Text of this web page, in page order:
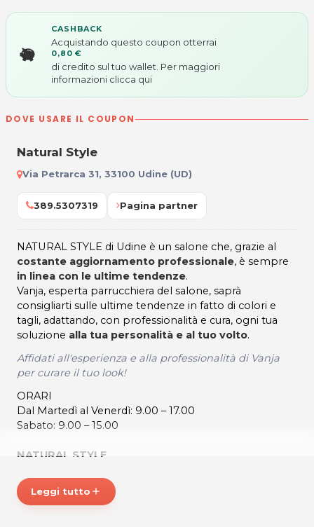
CASHBACK
Acquistando questo coupon otterrai
0,80 €
di credito sul tuo wallet. Per maggiori
informazioni clicca qui
DOVE USARE IL COUPON
Natural Style
Via Petrarca 31, 33100 Udine (UD)
389.5307319 Pagina partner
NATURAL STYLE di Udine è un salone che, grazie al
costante aggiornamento professionale, è sempre
in linea con le ultime tendenze.
Vanja, esperta parrucchiera del salone, saprà
consigliarti sulle ultime tendenze in fatto di colori e
tagli, adattando, con professionalità e cura, ogni tua
soluzione alla tua personalità e al tuo volto.
Affidati all'esperienza e alla professionalità di Vanja
per curare il tuo look!
ORARI
Dal Martedì al Venerdì: 9.00 – 17.00
Sabato: 9.00 – 15.00
NATURAL STYLE
33100 Udine
Cel. 3895307319
Leggi tutto add